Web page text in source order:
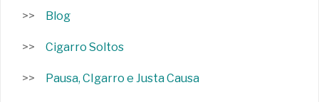
Blog
Cigarro Soltos
Pausa, CIgarro e Justa Causa